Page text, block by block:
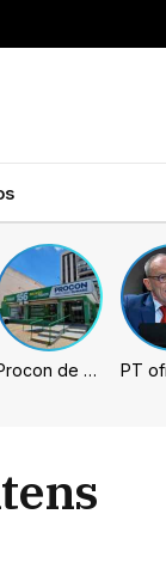
Procon de Sumaré promove mutirão de renegociação de dívidas com bancos, empresas e concessionárias